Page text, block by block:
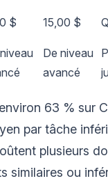
$ 15,00 $
De niveau
avancé
63 % sur
par tâche
plusieurs
similaires ou